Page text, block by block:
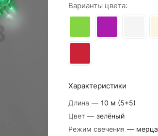
Варианты цвета:
Характеристики
Длина — 10 м (5+5)
Цвет — зелёный
Режим свечения —